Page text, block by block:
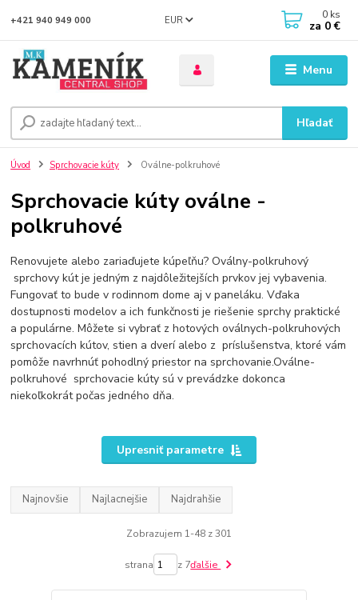
Menu
EUR
Hľadať
+421 940 949 000 0 ks
za 0 €
Úvod Sprchovacie kúty Oválne-polkruhové
Sprchovacie kúty oválne -
polkruhové
Renovujete alebo zariaďujete kúpeľňu? Oválny-polkruhový
sprchovy kút je jedným z najdôležitejších prvkov jej vybavenia.
Fungovať to bude v rodinnom dome aj v paneláku. Vďaka
dostupnosti modelov a ich funkčnosti je riešenie sprchy praktické
a populárne. Môžete si vybrať z hotových oválnych-polkruhových
sprchovacích kútov, stien a dverí alebo z príslušenstva, ktoré vám
pomôže navrhnúť pohodlný priestor na sprchovanie.Oválne-
polkruhové sprchovacie kúty sú v prevádzke dokonca
niekoľkokrát počas jedného dňa.
Upresniť parametre
Najnovšie Najlacnejšie Najdrahšie
Zobrazujem 1-48 z 301
strana z 7ďalšie